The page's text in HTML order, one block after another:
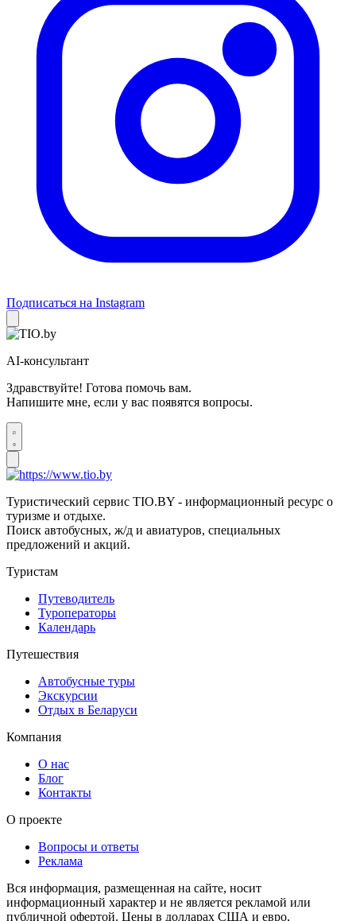
Подписаться на Instagram
AI-консультант
Здравствуйте! Готова помочь вам.
Напишите мне, если у вас появятся вопросы.
Туристический сервис TIO.BY - информационный ресурс о
туризме и отдыхе.
Поиск автобусных, ж/д и авиатуров, специальных
предложений и акций.
Туристам
Путеводитель
Туроператоры
Календарь
Путешествия
Автобусные туры
Экскурсии
Отдых в Беларуси
Компания
О нас
Блог
Контакты
О проекте
Вопросы и ответы
Реклама
Вся информация, размещенная на сайте, носит
информационный характер и не является рекламой или
публичной офертой. Цены в долларах США и евро,